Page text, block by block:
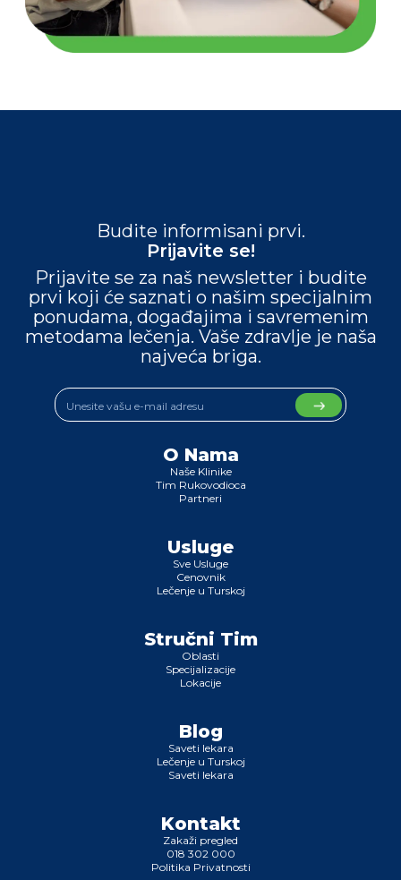
Budite informisani prvi.
Prijavite se!
Prijavite se za naš newsletter i budite
prvi koji će saznati o našim specijalnim
ponudama, događajima i savremenim
metodama lečenja. Vaše zdravlje je naša
najveća briga.
O Nama
Naše Klinike
Tim Rukovodioca
Partneri
Usluge
Sve Usluge
Cenovnik
Lečenje u Turskoj
Stručni Tim
Oblasti
Specijalizacije
Lokacije
Blog
Saveti lekara
Lečenje u Turskoj
Saveti lekara
Kontakt
Zakaži pregled
018 302 000
Politika Privatnosti